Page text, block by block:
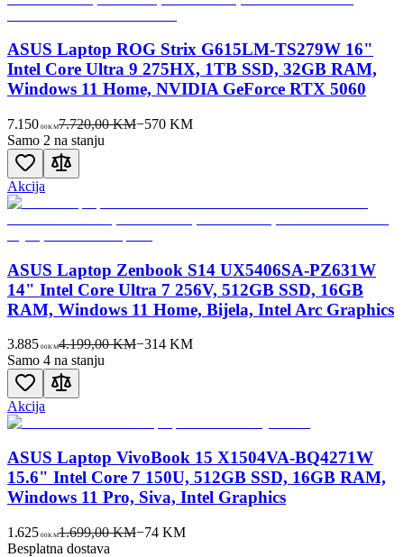
ASUS Laptop ROG Strix G615LM-TS279W 16"
Intel Core Ultra 9 275HX, 1TB SSD, 32GB RAM,
Windows 11 Home, NVIDIA GeForce RTX 5060
7.150 00KM7.720,00 KM−570KM
Samo 2 na stanju
Akcija
ASUS Laptop Zenbook S14 UX5406SA-PZ631W
14" Intel Core Ultra 7 256V, 512GB SSD, 16GB
RAM, Windows 11 Home, Bijela, Intel Arc Graphics
3.885 00KM4.199,00 KM−314KM
Samo 4 na stanju
Akcija
ASUS Laptop VivoBook 15 X1504VA-BQ4271W
15.6" Intel Core 7 150U, 512GB SSD, 16GB RAM,
Windows 11 Pro, Siva, Intel Graphics
1.625 00KM1.699,00 KM−74KM
Besplatna dostava